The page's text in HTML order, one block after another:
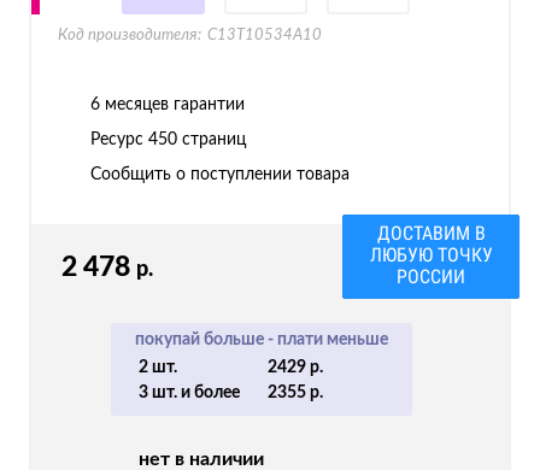
ДОСТАВИМ В
ЛЮБУЮ ТОЧКУ
РОССИИ
2 478 р.
покупай больше - плати меньше
2 шт.
2429 р.
3 шт. и более
2355 р.
нет в наличии
Код производителя: C13T10534A10
6 месяцев гарантии
Ресурс 450 страниц
Сообщить о поступлении товара